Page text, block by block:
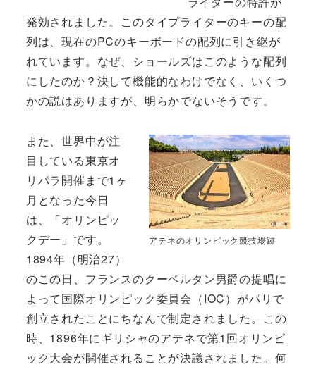
発効されました。このタイプライターのキーの配
列は、現在のPCのキーボードの配列に引き継が
れています。なぜ、ショールズはこのような配列
にしたのか？決して機能的なわけでなく、いくつ
かの説はありますが、明らかでないそうです。
アテネのオリンピック競技場跡
また、世界中が注
目している東京オ
リパラ開催まで1ヶ
月となった今日
は、「オリンピッ
クデー」です。
1894年（明治27）
のこの日、フランスのクーベルタン男爵の提唱に
よって国際オリンピック委員会（IOC）がパリで
創立されたことにちなんで制定されました。この
時、1896年にギリシャのアテネで第1回オリンピ
ック大会が開催されることが決議されました。何